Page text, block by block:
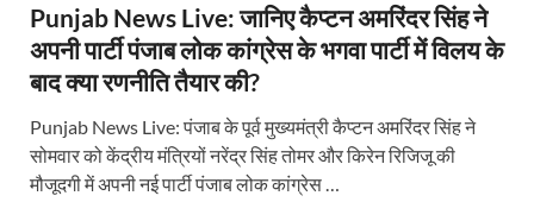
Punjab News Live: जानिए कैप्टन अमरिंदर सिंह ने
अपनी पार्टी पंजाब लोक कांग्रेस के भगवा पार्टी में विलय के
बाद क्या रणनीति तैयार की?
Punjab News Live: पंजाब के पूर्व मुख्यमंत्री कैप्टन अमरिंदर सिंह ने
सोमवार को केंद्रीय मंत्रियों नरेंद्र सिंह तोमर और किरेन रिजिजू की
मौजूदगी में अपनी नई पार्टी पंजाब लोक कांग्रेस …